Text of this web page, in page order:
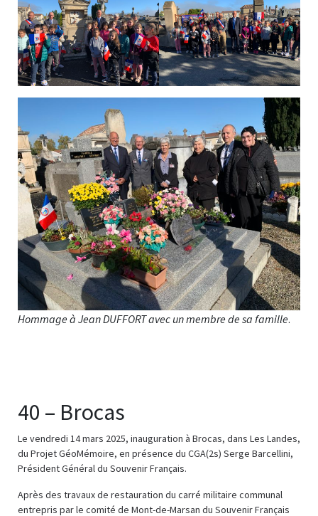
Hommage à Jean DUFFORT avec un membre de sa famille.
40 – Brocas
Le vendredi 14 mars 2025, inauguration à Brocas, dans Les Landes,
du Projet GéoMémoire, en présence du CGA(2s) Serge Barcellini,
Président Général du Souvenir Français.
Après des travaux de restauration du carré militaire communal
entrepris par le comité de Mont-de-Marsan du Souvenir Français